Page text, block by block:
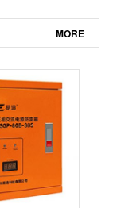
MORE